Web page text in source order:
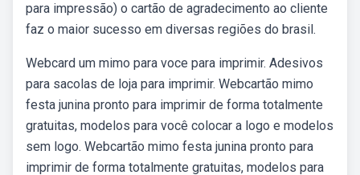
para impressão) o cartão de agradecimento ao cliente
faz o maior sucesso em diversas regiões do brasil.
Webcard um mimo para voce para imprimir. Adesivos
para sacolas de loja para imprimir. Webcartão mimo
festa junina pronto para imprimir de forma totalmente
gratuitas, modelos para você colocar a logo e modelos
sem logo. Webcartão mimo festa junina pronto para
imprimir de forma totalmente gratuitas, modelos para